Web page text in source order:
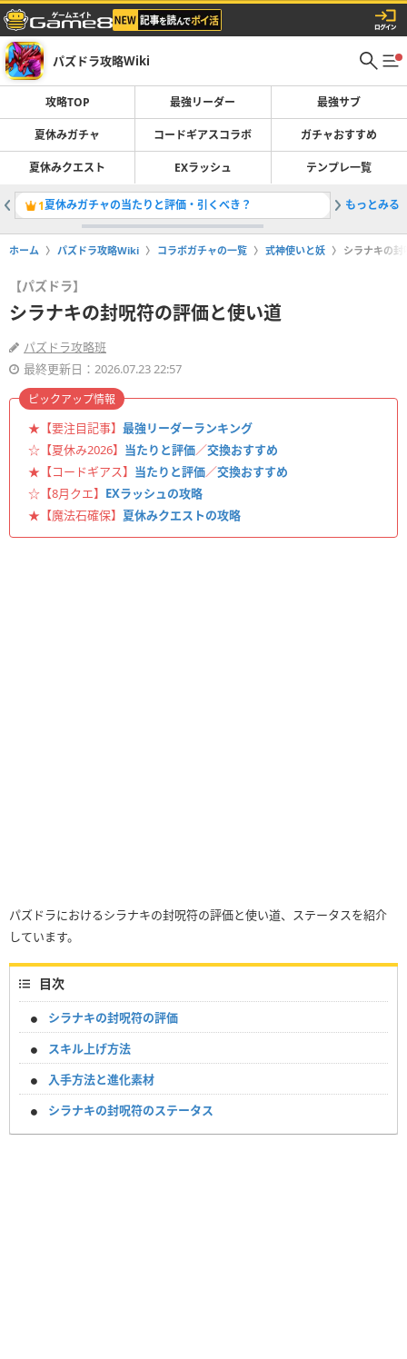
パズドラ攻略Wiki
攻略TOP 最強リーダー 最強サブ
夏休みガチャ コードギアスコラボ ガチャおすすめ
夏休みクエスト EXラッシュ テンプレ一覧
1夏休みガチャの当たりと評価・引くべき？ 2最強リ
もっとみる
ホーム パズドラ攻略Wiki コラボガチャの一覧 式神使いと妖 シラナキの
【パズドラ】
シラナキの封呪符の評価と使い道
パズドラ攻略班
最終更新日：2026.07.23 22:57
★【要注目記事】 最強リーダーランキング
☆【夏休み2026】 当たりと評価／交換おすすめ
★【コードギアス】 当たりと評価／交換おすすめ
☆【8月クエ】 EXラッシュの攻略
★【魔法石確保】 夏休みクエストの攻略
ピックアップ情報
パズドラにおけるシラナキの封呪符の評価と使い道、ステータスを紹介
しています。
目次
シラナキの封呪符の評価
スキル上げ方法
入手方法と進化素材
シラナキの封呪符のステータス